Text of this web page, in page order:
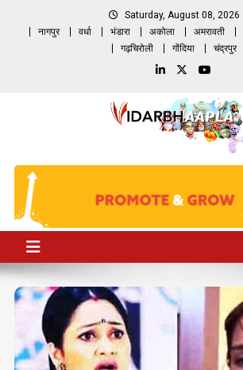
Saturday, August 08, 2026
नागपुर
वर्धा भंडारा अकोला अमरावती
गढ़चिरोली
गोंदिया चंद्रपुर